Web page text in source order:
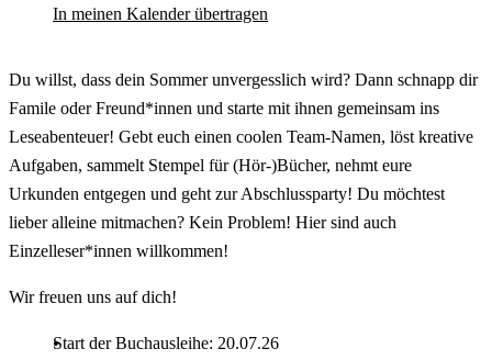
In meinen Kalender übertragen
Du willst, dass dein Sommer unvergesslich wird? Dann schnapp dir
Famile oder Freund*innen und starte mit ihnen gemeinsam ins
Leseabenteuer! Gebt euch einen coolen Team-Namen, löst kreative
Aufgaben, sammelt Stempel für (Hör-)Bücher, nehmt eure
Urkunden entgegen und geht zur Abschlussparty! Du möchtest
lieber alleine mitmachen? Kein Problem! Hier sind auch
Einzelleser*innen willkommen!
Wir freuen uns auf dich!
Start der Buchausleihe: 20.07.26